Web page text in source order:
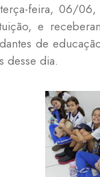
feira, 06/
e
de
desse dia.